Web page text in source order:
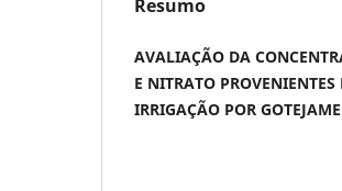
Resumo
AVALIAÇÃO DA
E NITRATO
IRRIGAÇÃO POR